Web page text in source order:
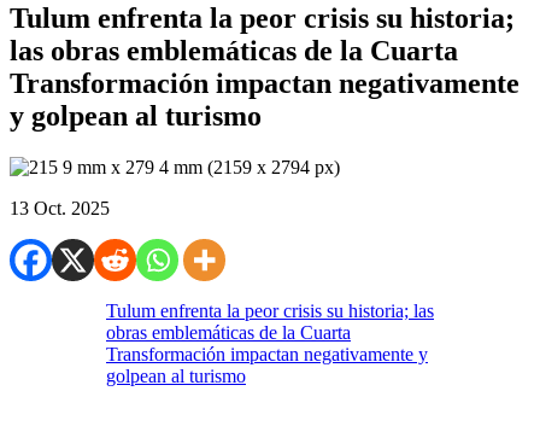
Tulum enfrenta la peor crisis su historia;
las obras emblemáticas de la Cuarta
Transformación impactan negativamente
y golpean al turismo
13 Oct. 2025
Tulum enfrenta la peor crisis su historia; las
obras emblemáticas de la Cuarta
Transformación impactan negativamente y
golpean al turismo